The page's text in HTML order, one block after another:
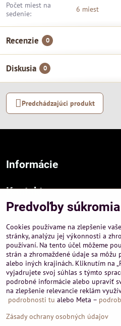
Počet miest na
sedenie:
6 miest
Recenzie 0
Diskusia 0
Predchádzajúci produkt
Informácie
Kontakt
Sídlo firmy :
Hurbanová 3807/21, 03601 Martin
Prevádzka a obchodné informácie :
A-PEMA, s.r.o.
Severná 14, 03601 Martin
+421 911 532545
+421 903 807209
Predvoľby súkromia
Cookies používame na zlepšenie
stránky, analýzu jej výkonnosti a
používaní. Na tento účel môžeme
strán a zhromaždené údaje sa môžu
alebo iných krajinách. Kliknutím na
vyjadrujete svoj súhlas s týmto
podrobné informácie alebo upraviť
na zlepšenie relevancie reklám
podrobnosti tu alebo Meta –
Zásady ochrany osobných údajov